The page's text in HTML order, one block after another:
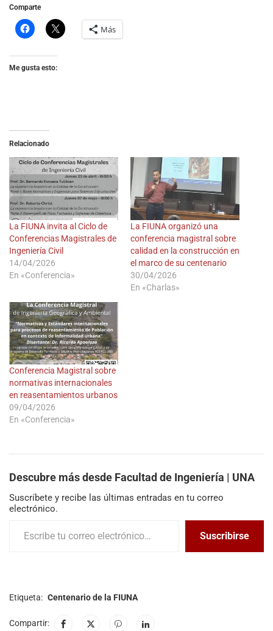
Comparte
Más
Me gusta esto:
Relacionado
La FIUNA invita al Ciclo de
Conferencias Magistrales de
Ingeniería Civil
14/04/2026
En «Conferencia»
La FIUNA organizó una
conferencia magistral sobre
calidad en la construcción en
el marco de su centenario
30/04/2026
En «Charlas»
Conferencia Magistral sobre
normativas internacionales
en reasentamientos urbanos
09/04/2026
En «Conferencia»
Descubre más desde Facultad de Ingeniería | UNA
Suscríbete y recibe las últimas entradas en tu correo
electrónico.
Suscribirse
Etiqueta: Centenario de la FIUNA
Compartir: